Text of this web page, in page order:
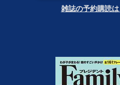
雑誌の予約購読